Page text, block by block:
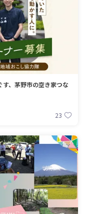
、茅野市の空き家つな
23